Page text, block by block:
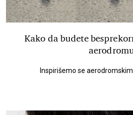
Kako da budete
Inspirišemo se